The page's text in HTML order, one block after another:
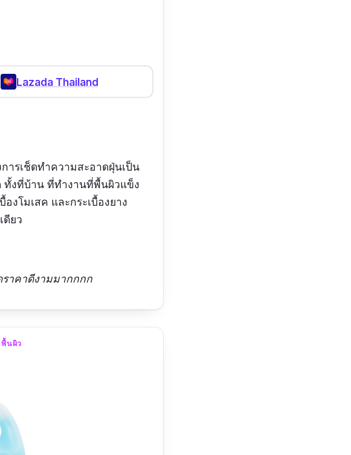
Lazada Thailand
ารเช็ดทำความสะอาดฝุ่นเป็น
ทั้งที่บ้าน ที่ทำงานที่พื้นผิวแข็ง
งโมเสค และกระเบื้องยาง
ดียว
าคาดีงามมากกกก
นผิว